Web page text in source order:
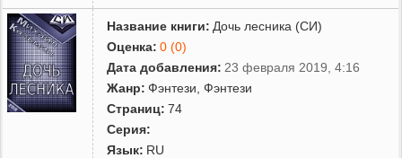
Название книги: Дочь лесника (СИ)
Оценка: 0 (0)
Дата добавления: 23 февраля 2019, 4:16
Жанр: Фэнтези ,Фэнтези
Страниц: 74
Серия:
Язык: RU